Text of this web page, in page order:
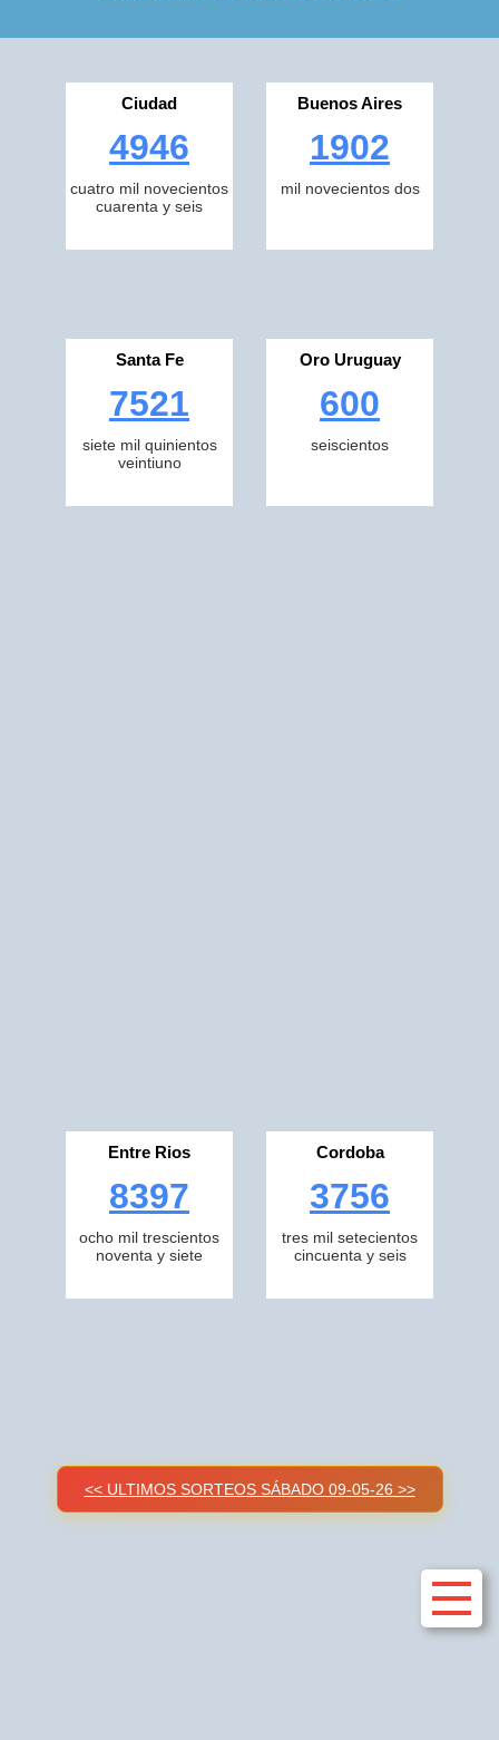
Ciudad
4946
cuatro mil novecientos
cuarenta y seis
Buenos Aires
1902
mil novecientos dos
Santa Fe
7521
siete mil quinientos
veintiuno
Oro Uruguay
600
seiscientos
Entre Rios
8397
ocho mil trescientos
noventa y siete
Cordoba
3756
tres mil setecientos
cincuenta y seis
<< ULTIMOS SORTEOS SÁBADO 09-05-26 >>